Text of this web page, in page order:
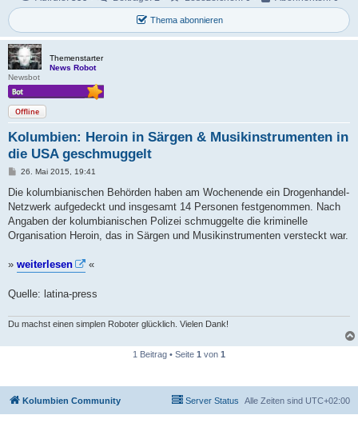
Thema abonnieren
Themenstarter
News Robot
Newsbot
Offline
Kolumbien: Heroin in Särgen & Musikinstrumenten in
die USA geschmuggelt
B
i
r
a
g
26. Mai 2015, 19:41
Die kolumbianischen Behörden haben am Wochenende ein Drogenhandel-
Netzwerk aufgedeckt und insgesamt 14 Personen festgenommen. Nach
Angaben der kolumbianischen Polizei schmuggelte die kriminelle
Organisation Heroin, das in Särgen und Musikinstrumenten versteckt war.
» weiterlesen «
Quelle: latina-press
Du machst einen simplen Roboter glücklich. Vielen Dank!
1 Beitrag • Seite 1 von 1
Kolumbien Community Alle Zeiten sind UTC+02:00
Server Status